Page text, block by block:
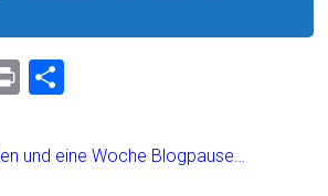
Pr
t
e
und eine Woche Blogpause…